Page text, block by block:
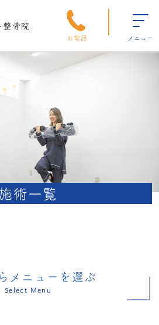
お電話 メニュー
施術一覧
メニューを選ぶ
Select Menu